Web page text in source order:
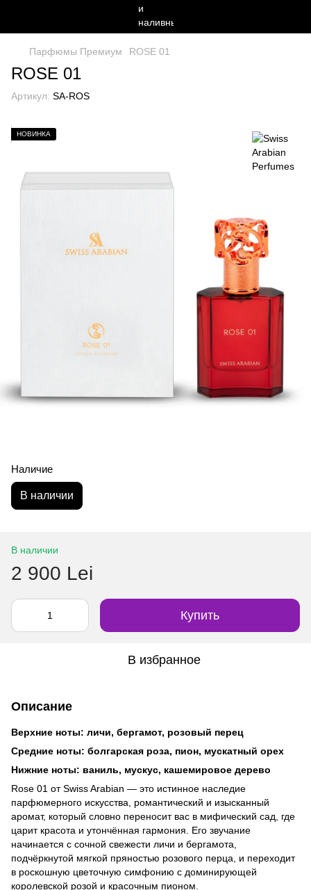
Парфюмы Премиум ROSE 01
ROSE 01
Артикул: SA-ROS
НОВИНКА
Наличие
В наличии
В наличии
2 900 Lei
Купить
В избранное
Описание
Верхние ноты: личи, бергамот, розовый перец
Средние ноты: болгарская роза, пион, мускатный орех
Нижние ноты: ваниль, мускус, кашемировое дерево
Rose 01 от Swiss Arabian — это истинное наследие
парфюмерного искусства, романтический и изысканный
аромат, который словно переносит вас в мифический сад, где
царит красота и утончённая гармония. Его звучание
начинается с сочной свежести личи и бергамота,
подчёркнутой мягкой пряностью розового перца, и переходит
в роскошную цветочную симфонию с доминирующей
королевской розой и красочным пионом.